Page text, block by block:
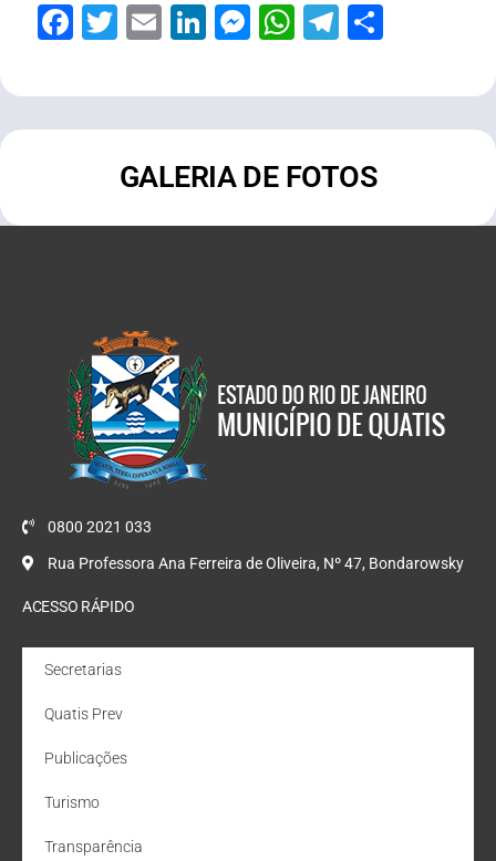
Facebook
Twitter
EmailLinkedIn
Messenger
WhatsApp
Telegram
GALERIA DE FOTOS
0800 2021 033
Rua Professora Ana Ferreira de Oliveira, Nº 47, Bondarowsky
ACESSO RÁPIDO
Secretarias
Quatis Prev
Publicações
Turismo
Transparência